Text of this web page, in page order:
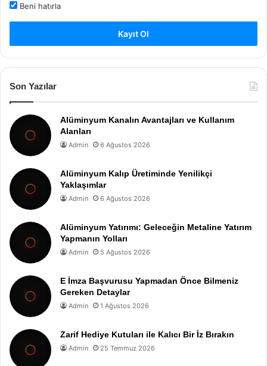
Beni hatırla
Kayıt Ol
Son Yazılar
Alüminyum Kanalın Avantajları ve Kullanım
Alanları
Admin 6 Ağustos 2026
Alüminyum Kalıp Üretiminde Yenilikçi
Yaklaşımlar
Admin 6 Ağustos 2026
Alüminyum Yatırımı: Geleceğin Metaline Yatırım
Yapmanın Yolları
Admin 5 Ağustos 2026
E İmza Başvurusu Yapmadan Önce Bilmeniz
Gereken Detaylar
Admin 1 Ağustos 2026
Zarif Hediye Kutuları ile Kalıcı Bir İz Bırakın
Admin 25 Temmuz 2026